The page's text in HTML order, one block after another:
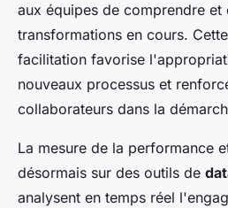
aux équipes de comprendre et
transformations en cours.
facilitation favorise
nouveaux processus et
collaborateurs dans la
La mesure de la performance
désormais sur des outils de
analysent en temps réel